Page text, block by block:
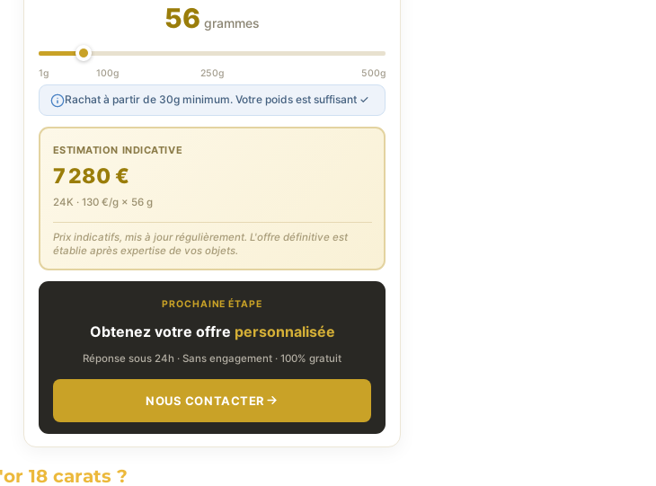
56 grammes
1g 100g 250g 500g
Rachat à partir de 30g minimum. Votre poids est suffisant ✓
ESTIMATION INDICATIVE
7 280 €
24K · 130 €/g × 56 g
Prix indicatifs, mis à jour régulièrement. L'offre définitive est
établie après expertise de vos objets.
PROCHAINE ÉTAPE
Obtenez votre offre personnalisée
Réponse sous 24h · Sans engagement · 100% gratuit
NOUS CONTACTER
18 carats ?